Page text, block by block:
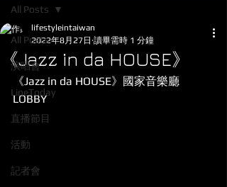
All Posts
演唱會
LineToday
直播節目
活動
記者會
All Posts
《Jazz in da HOUSE》
lifestyleintaiwan
2022年8月27日 讀畢需時 1 分鐘
《Jazz in da HOUSE》國家音樂廳
LOBBY